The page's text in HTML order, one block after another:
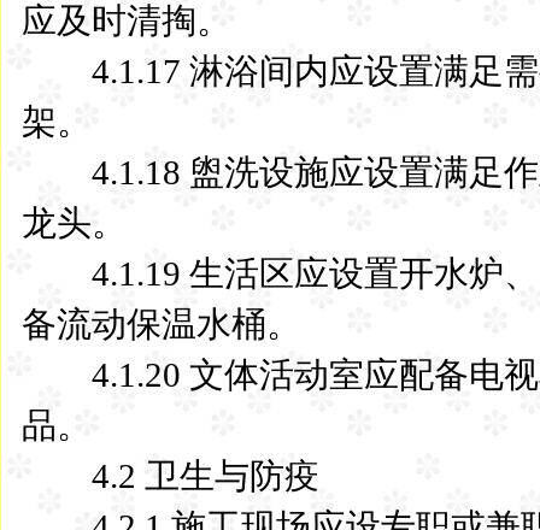
应及时清掏。
4.1.17 淋浴间内应设置满足需
架。
4.1.18 盥洗设施应设置满足作
龙头。
4.1.19 生活区应设置开水炉、
备流动保温水桶。
4.1.20 文体活动室应配备电视
品。
4.2 卫生与防疫